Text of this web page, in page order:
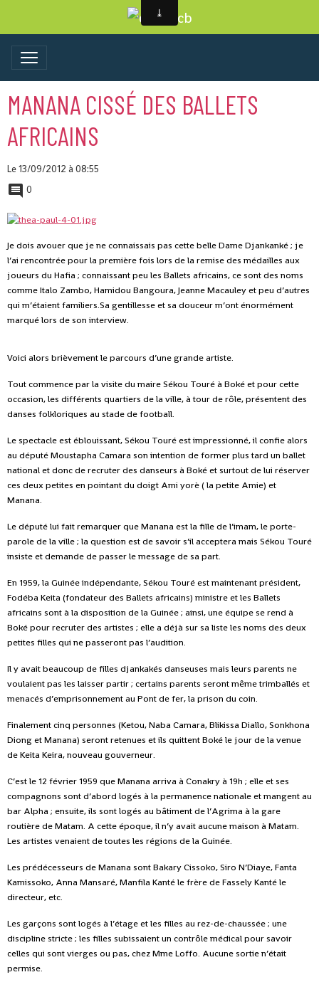
MANANA CISSÉ DES BALLETS
AFRICAINS
Le 13/09/2012 à 08:55
0
Je dois avouer que je ne connaissais pas cette belle Dame Djankanké ; je
l’ai rencontrée pour la première fois lors de la remise des médailles aux
joueurs du Hafia ; connaissant peu les Ballets africains, ce sont des noms
comme Italo Zambo, Hamidou Bangoura, Jeanne Macauley et peu d’autres
qui m’étaient familiers.Sa gentillesse et sa douceur m’ont énormément
marqué lors de son interview.
Voici alors brièvement le parcours d’une grande artiste.
Tout commence par la visite du maire Sékou Touré à Boké et pour cette
occasion, les différents quartiers de la ville, à tour de rôle, présentent des
danses folkloriques au stade de football.
Le spectacle est éblouissant, Sékou Touré est impressionné, il confie alors
au député Moustapha Camara son intention de former plus tard un ballet
national et donc de recruter des danseurs à Boké et surtout de lui réserver
ces deux petites en pointant du doigt Ami yorè ( la petite Amie) et
Manana.
Le député lui fait remarquer que Manana est la fille de l’imam, le porte-
parole de la ville ; la question est de savoir s’il acceptera mais Sékou Touré
insiste et demande de passer le message de sa part.
En 1959, la Guinée indépendante, Sékou Touré est maintenant président,
Fodéba Keita (fondateur des Ballets africains) ministre et les Ballets
africains sont à la disposition de la Guinée ; ainsi, une équipe se rend à
Boké pour recruter des artistes ; elle a déjà sur sa liste les noms des deux
petites filles qui ne passeront pas l’audition.
Il y avait beaucoup de filles djankakés danseuses mais leurs parents ne
voulaient pas les laisser partir ; certains parents seront même trimballés et
menacés d’emprisonnement au Pont de fer, la prison du coin.
Finalement cinq personnes (Ketou, Naba Camara, Blikissa Diallo, Sonkhona
Diong et Manana) seront retenues et ils quittent Boké le jour de la venue
de Keita Keira, nouveau gouverneur.
C’est le 12 février 1959 que Manana arriva à Conakry à 19h ; elle et ses
compagnons sont d’abord logés à la permanence nationale et mangent au
bar Alpha ; ensuite, ils sont logés au bâtiment de l’Agrima à la gare
routière de Matam. A cette époque, il n’y avait aucune maison à Matam.
Les artistes venaient de toutes les régions de la Guinée.
Les prédécesseurs de Manana sont Bakary Cissoko, Siro N’Diaye, Fanta
Kamissoko, Anna Mansaré, Manfila Kanté le frère de Fassely Kanté le
directeur, etc.
Les garçons sont logés à l’étage et les filles au rez-de-chaussée ; une
discipline stricte ; les filles subissaient un contrôle médical pour savoir
celles qui sont vierges ou pas, chez Mme Loffo. Aucune sortie n’était
permise.